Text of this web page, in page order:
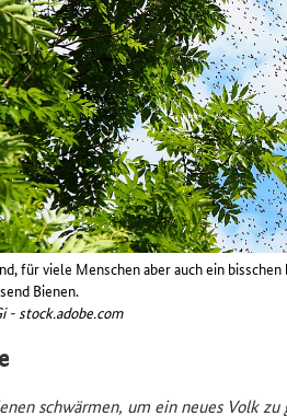
für viele Menschen aber auch ein
Bienen.
- stock.adobe.com
schwärmen, um ein neues Volk zu